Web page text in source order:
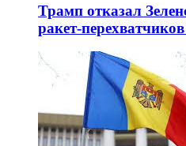
Трамп отказал
ракет-